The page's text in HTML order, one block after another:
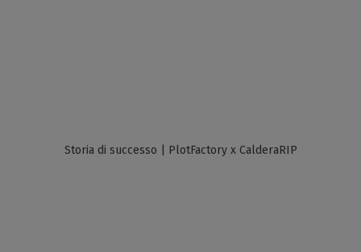
Storia di successo | PlotFactory x CalderaRIP